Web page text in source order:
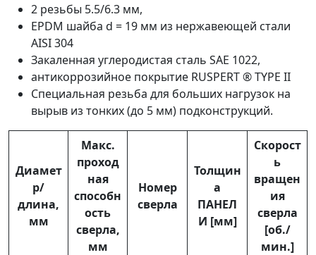
2 резьбы 5.5/6.3 мм,
EPDM шайба d = 19 мм из нержавеющей стали
AISI 304
Закаленная углеродистая сталь SAE 1022,
антикоррозийное покрытие RUSPERT ® TYPE II
Специальная резьба для больших нагрузок на
вырыв из тонких (до 5 мм) подконструкций.
Диамет
р/
длина,
мм
Макс.
проход
ная
способн
ость
сверла,
мм
Номер
сверла
Толщин
а
ПАНЕЛ
И [мм]
Скорост
ь
вращен
ия
сверла
[об./
мин.]